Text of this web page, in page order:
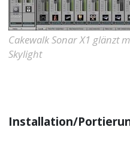
Cakewalk Sonar X1 glänzt
Skylight
Installation/